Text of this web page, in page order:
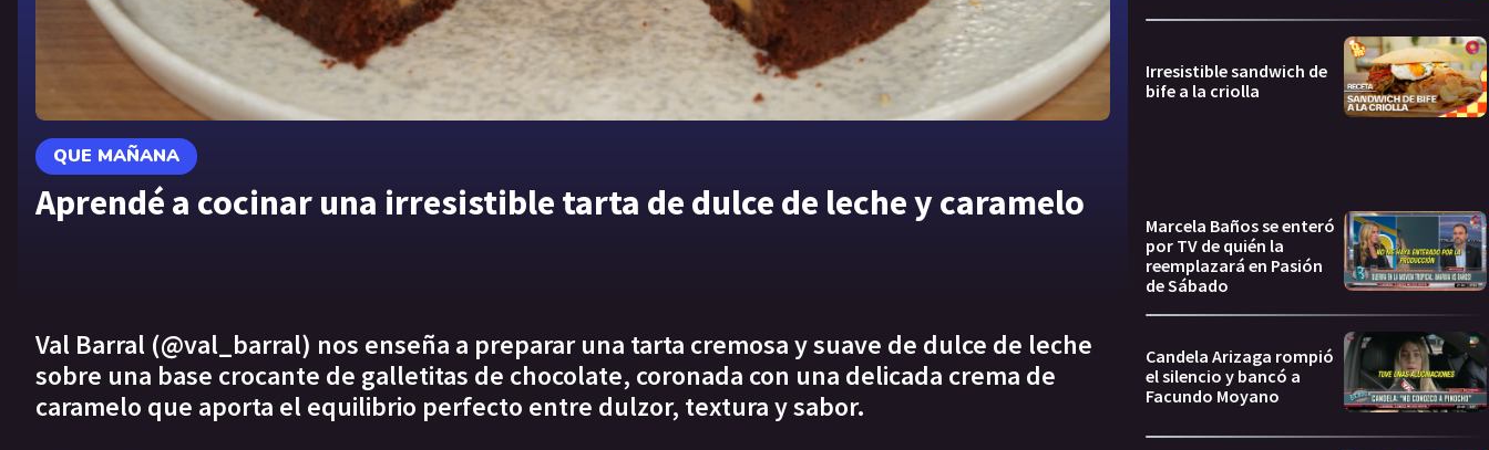
QUE MAÑANA
Aprendé a cocinar una irresistible tarta de dulce de leche y caramelo
Val Barral (@val_barral) nos enseña a preparar una tarta cremosa y suave de dulce de leche
sobre una base crocante de galletitas de chocolate, coronada con una delicada crema de
caramelo que aporta el equilibrio perfecto entre dulzor, textura y sabor.
Irresistible sandwich de
bife a la criolla
Marcela Baños se enteró
por TV de quién la
reemplazará en Pasión
de Sábado
Candela Arizaga rompió
el silencio y bancó a
Facundo Moyano